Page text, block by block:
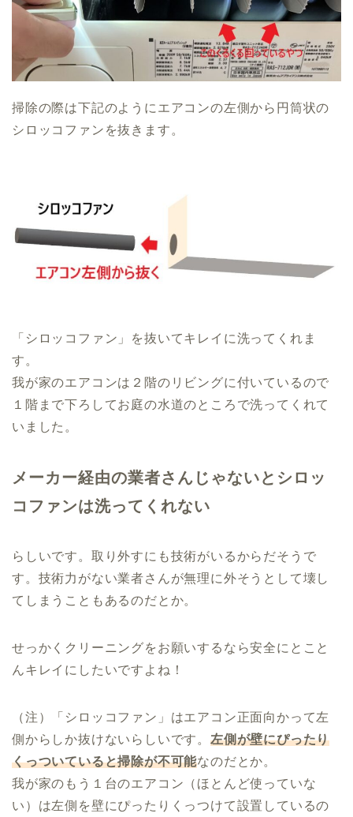
掃除の際は下記のようにエアコンの左側から円筒状の
シロッコファンを抜きます。
「シロッコファン」を抜いてキレイに洗ってくれま
す。
我が家のエアコンは２階のリビングに付いているので
１階まで下ろしてお庭の水道のところで洗ってくれて
いました。
メーカー経由の業者さんじゃないとシロッ
コファンは洗ってくれない
らしいです。取り外すにも技術がいるからだそうで
す。技術力がない業者さんが無理に外そうとして壊し
てしまうこともあるのだとか。
せっかくクリーニングをお願いするなら安全にとこと
んキレイにしたいですよね！
（注）「シロッコファン」はエアコン正面向かって左
側からしか抜けないらしいです。 左側が壁にぴったり
くっついていると掃除が不可能なのだとか。
我が家のもう１台のエアコン（ほとんど使っていな
い）は左側を壁にぴったりくっつけて設置しているの